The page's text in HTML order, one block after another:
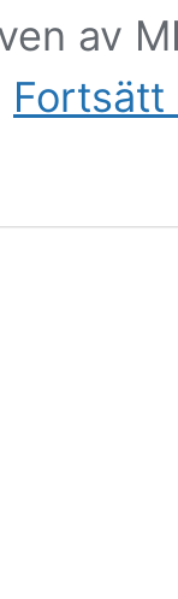
av
Fortsätt